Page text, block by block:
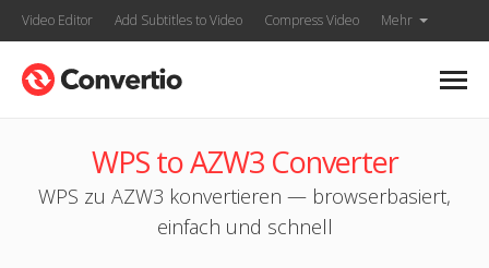
Video Editor Add Subtitles to Video Compress Video Mehr
WPS to AZW3 Converter
WPS zu AZW3 konvertieren — browserbasiert,
einfach und schnell